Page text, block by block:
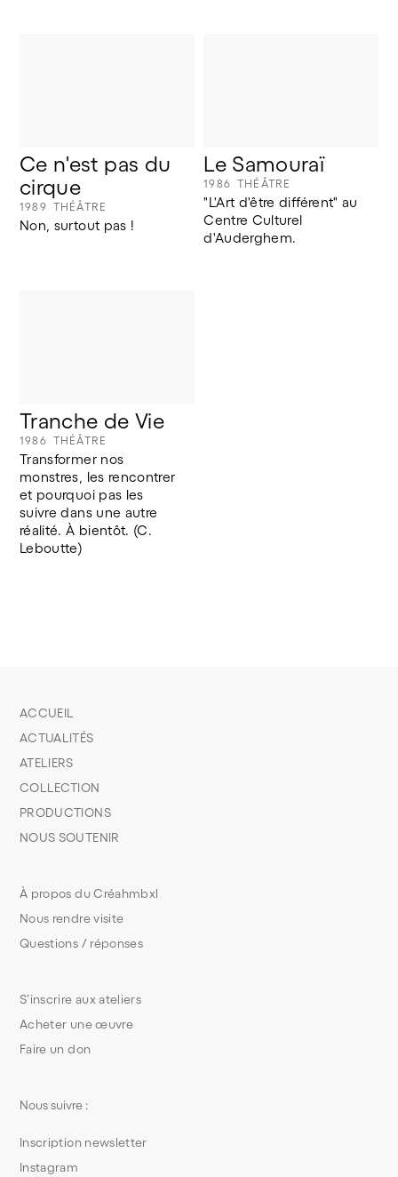
Ce n'est pas du
cirque
1989 THÉÂTRE
Non, surtout pas !
Le Samouraï
1986 THÉÂTRE
"L'Art d'être différent" au
Centre Culturel
d'Auderghem.
Tranche de Vie
1986 THÉÂTRE
Transformer nos
monstres, les rencontrer
et pourquoi pas les
suivre dans une autre
réalité. À bientôt. (C.
Leboutte)
S’inscrire aux ateliers
Acheter une œuvre
Faire un don
À propos du Créahmbxl
Nous rendre visite
Questions / réponses
ACCUEIL
ACTUALITÉS
ATELIERS
COLLECTION
PRODUCTIONS
NOUS SOUTENIR
Nous suivre :
Inscription newsletter
Instagram